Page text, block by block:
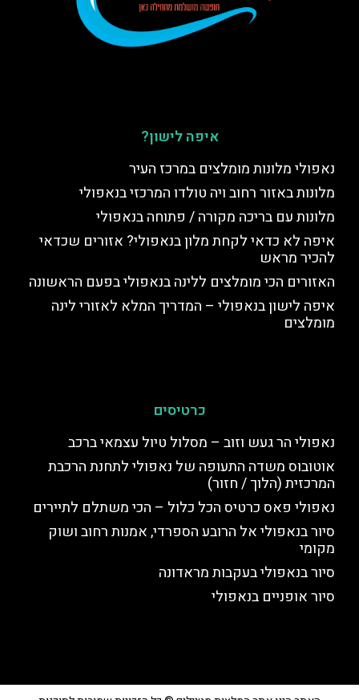
איפה לישון?
נאפולי מלונות מומלצים במרכז העיר
מלונות באזור רחוב ויה טולדו המרכזי בנאפולי
מלונות עם בריכה מקורה / פתוחה בנאפולי
איפה לא כדאי לקחת מלון בנאפולי? אזורים שכדאי
להכיר מראש
האזורים הכי מומלצים ללינה בנאפולי בפעם הראשונה
איפה לישון בנאפולי – המדריך המלא לאזורי לינה
מומלצים
כרטיסים
נאפולי הר געש וזוב – מסלול טיול עצמאי ברכב
אוטובוס משדה התעופה של נאפולי לתחנת הרכבת
המרכזית (הלוך / חזור)
נאפולי פאס כרטיס הכל כלול – הכי משתלם לתיירים
סיור בנאפולי אל הרובע הספרדי, אמנות רחוב ושוק
מקומי
סיור בנאפולי בעקבות מראדונה
סיור אופניים בנאפולי